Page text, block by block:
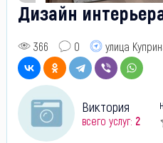
Дизайн
366 0 улица
Виктория
всего услуг: 2